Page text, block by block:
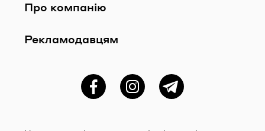
Про компанію
Рекламодавцям
ФейсбукInstagramTelegram